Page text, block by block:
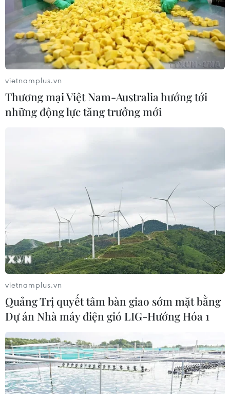
vietnamplus.vn
Thương mại Việt Nam-Australia hướng tới
những động lực tăng trưởng mới
vietnamplus.vn
Quảng Trị quyết tâm bàn giao sớm mặt bằng
Dự án Nhà máy điện gió LIG-Hướng Hóa 1